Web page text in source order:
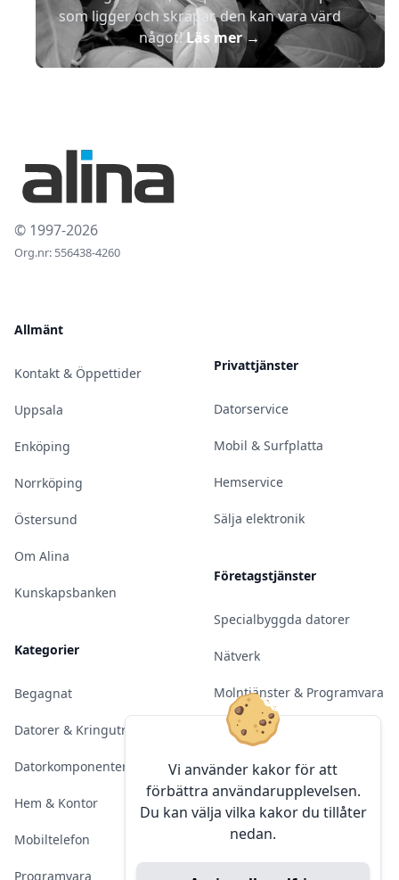
Vi använder kakor för att
förbättra användarupplevelsen.
Du kan välja vilka kakor du tillåter
nedan.
som ligger och skräpar, den kan vara värd
något!Läs mer→
© 1997-2026
Org.nr: 556438-4260
Allmänt
Kontakt & Öppettider
Uppsala
Enköping
Norrköping
Östersund
Om Alina
Kunskapsbanken
Kategorier
Begagnat
Datorer & Kringutrustning
Datorkomponenter
Hem & Kontor
Mobiltelefon
Programvara
Privattjänster
Datorservice
Mobil & Surfplatta
Hemservice
Sälja elektronik
Företagstjänster
Specialbyggda datorer
Nätverk
Molntjänster & Programvara
Server & Backup
Kameraövervakning
Konferens & Public Display
Sälja elektronik